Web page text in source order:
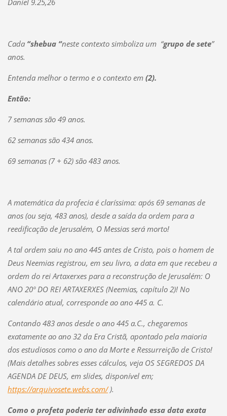
Daniel 9.25,26
Cada “shebua “neste contexto simboliza um “grupo de sete”
anos.
Entenda melhor o termo e o contexto em (2).
Então:
7 semanas são 49 anos.
62 semanas são 434 anos.
69 semanas (7 + 62) são 483 anos.
A matemática da profecia é claríssima: após 69 semanas de
anos (ou seja, 483 anos), desde a saída da ordem para a
reedificação de Jerusalém, O Messias será morto!
A tal ordem saiu no ano 445 antes de Cristo, pois o homem de
Deus Neemias registrou, em seu livro, a data em que recebeu a
ordem do rei Artaxerxes para a reconstrução de Jerusalém: O
ANO 20º DO REI ARTAXERXES (Neemias, capítulo 2)! No
calendário atual, corresponde ao ano 445 a. C.
Contando 483 anos desde o ano 445 a.C., chegaremos
exatamente ao ano 32 da Era Cristã, apontado pela maioria
dos estudiosos como o ano da Morte e Ressurreição de Cristo!
(Mais detalhes sobres esses cálculos, veja OS SEGREDOS DA
AGENDA DE DEUS, em slides, disponível em;
https://arquivosete.webs.com/).
Como o profeta poderia ter adivinhado essa data exata